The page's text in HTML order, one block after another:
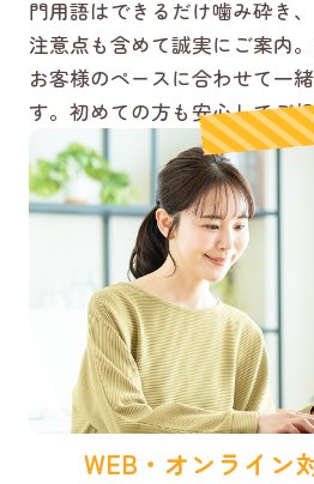
門用語はできるだけ噛み砕き
注意点も含めて誠実にご案内
お客様のペースに合わせて一
す。初めての方も安心してご相
WEB・オンライン